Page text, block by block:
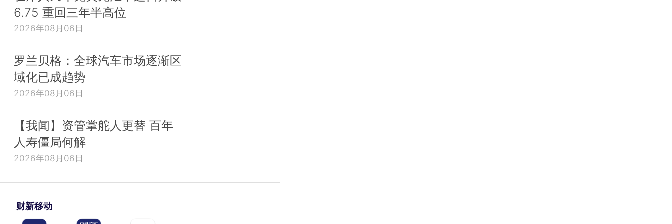
6.75 重回三年半高位
2026年08月06日
罗兰贝格：全球汽车市场逐渐区
域化已成趋势
2026年08月06日
【我闻】资管掌舵人更替 百年
人寿僵局何解
2026年08月06日
财新移动